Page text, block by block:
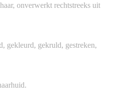
onverwerkt rechtstreeks uit
gekleurd, gekruld, gestreken,